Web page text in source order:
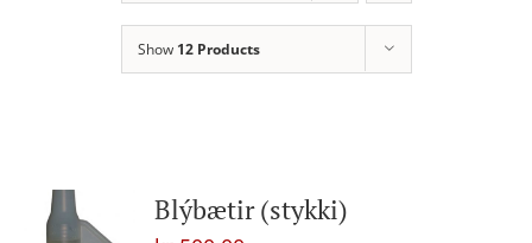
Show 12 Products
Blýbætir (stykki)